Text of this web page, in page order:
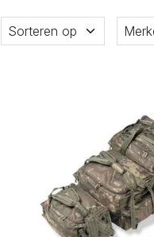
Sorteren op